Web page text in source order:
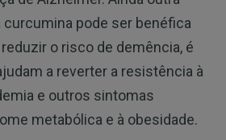
curcumina pode ser benéfica
o risco de demência, é
a reverter a resistência à
e outros sintomas
metabólica e à obesidade.